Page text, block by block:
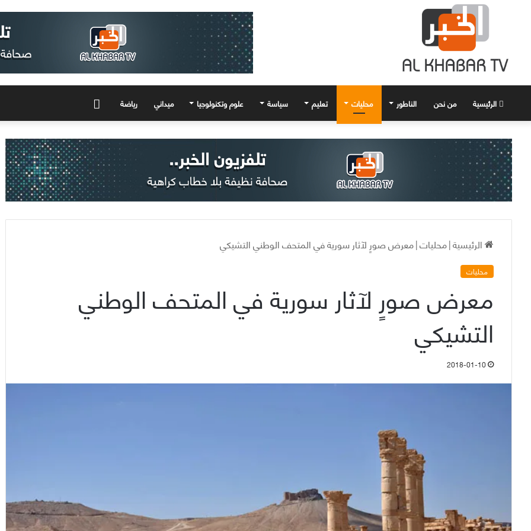
الرئيسية من نحن الناطور محليات تعليم سياسة علوم وتكنولوجيا ميداني رياضة
الرئيسية|محليات|معرض صورٍ لآثار سورية في المتحف الوطني التشيكي
محليات
معرض صورٍ لآثار سورية في المتحف الوطني
التشيكي
2018-01-10